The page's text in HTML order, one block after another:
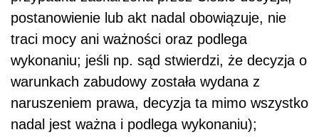
postanowienie lub akt nadal obowiązuje, nie
traci mocy ani ważności oraz podlega
wykonaniu; jeśli np. sąd stwierdzi, że decyzja o
warunkach zabudowy została wydana z
naruszeniem prawa, decyzja ta mimo wszystko
nadal jest ważna i podlega wykonaniu);